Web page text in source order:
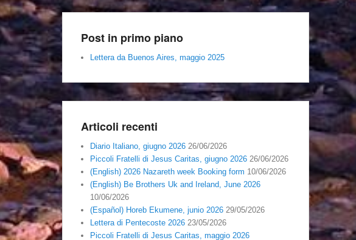
Post in primo piano
Lettera da Buenos Aires, maggio 2025
Articoli recenti
Diario Italiano, giugno 2026 26/06/2026
Piccoli Fratelli di Jesus Caritas, giugno 2026 26/06/2026
(English) 2026 Nazareth week Booking form 10/06/2026
(English) Be Brothers Uk and Ireland, June 2026
10/06/2026
(Español) Horeb Ekumene, junio 2026 29/05/2026
Lettera di Pentecoste 2026 23/05/2026
Piccoli Fratelli di Jesus Caritas, maggio 2026